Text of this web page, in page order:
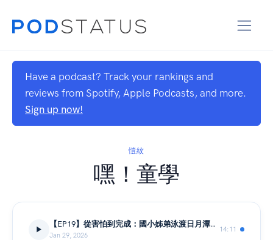
Have a podcast? Track your rankings and
reviews from Spotify, Apple Podcasts, and more.
Sign up now!
愷紋
嘿！童學
【EP19】從害怕到完成：國小姊弟泳渡日月潭的勇氣故事 FEAT.點點｜麵線
Jan 29, 2026
14:11